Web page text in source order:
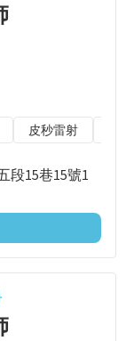
皮秒雷射
段15巷15號1